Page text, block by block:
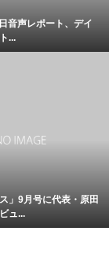
音声レポート、デイ
...
」9月号に代表・原田
ュ...